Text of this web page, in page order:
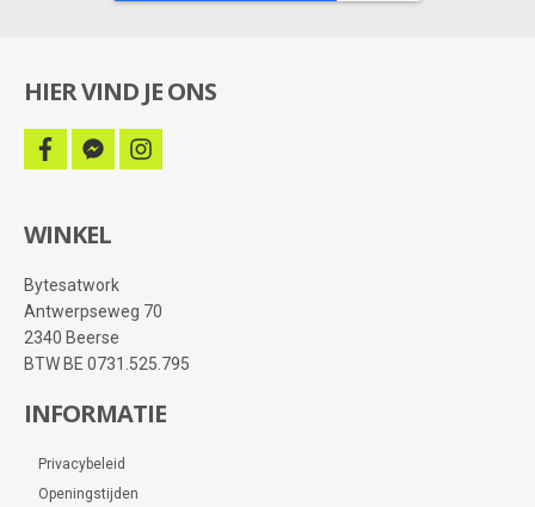
HIER VIND JE ONS
facebook
facebook-
messenger
instagram
WINKEL
Bytesatwork
Antwerpseweg 70
2340 Beerse
BTW BE 0731.525.795
INFORMATIE
Privacybeleid
Openingstijden